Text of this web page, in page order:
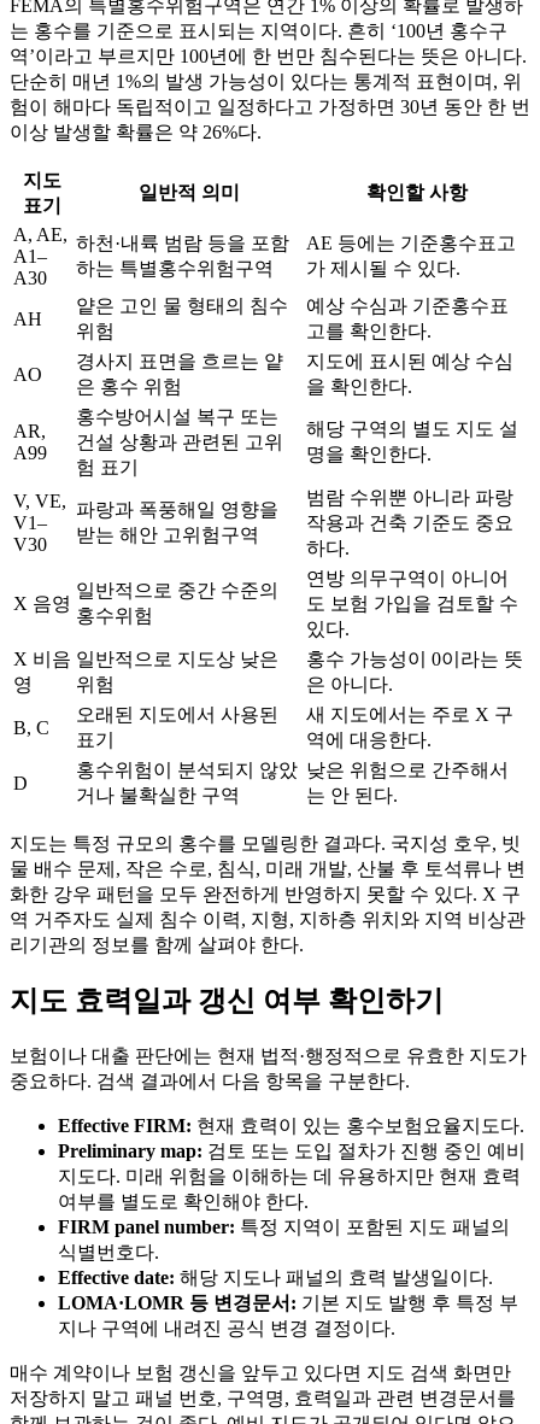
FEMA의 특별홍수위험구역은 연간 1% 이상의 확률로 발생하
는 홍수를 기준으로 표시되는 지역이다. 흔히 ‘100년 홍수구
역’이라고 부르지만 100년에 한 번만 침수된다는 뜻은 아니다.
단순히 매년 1%의 발생 가능성이 있다는 통계적 표현이며, 위
험이 해마다 독립적이고 일정하다고 가정하면 30년 동안 한 번
이상 발생할 확률은 약 26%다.
지도
표기
일반적 의미 확인할 사항
A, AE,
A1–
A30
하천·내륙 범람 등을 포함
하는 특별홍수위험구역
AE 등에는 기준홍수표고
가 제시될 수 있다.
AH
얕은 고인 물 형태의 침수
위험
예상 수심과 기준홍수표
고를 확인한다.
AO
경사지 표면을 흐르는 얕
은 홍수 위험
지도에 표시된 예상 수심
을 확인한다.
AR,
A99
홍수방어시설 복구 또는
건설 상황과 관련된 고위
험 표기
해당 구역의 별도 지도 설
명을 확인한다.
V, VE,
V1–
V30
파랑과 폭풍해일 영향을
받는 해안 고위험구역
범람 수위뿐 아니라 파랑
작용과 건축 기준도 중요
하다.
X 음영
일반적으로 중간 수준의
홍수위험
연방 의무구역이 아니어
도 보험 가입을 검토할 수
있다.
X 비음
영
일반적으로 지도상 낮은
위험
홍수 가능성이 0이라는 뜻
은 아니다.
B, C
오래된 지도에서 사용된
표기
새 지도에서는 주로 X 구
역에 대응한다.
D
홍수위험이 분석되지 않았
거나 불확실한 구역
낮은 위험으로 간주해서
는 안 된다.
지도는 특정 규모의 홍수를 모델링한 결과다. 국지성 호우, 빗
물 배수 문제, 작은 수로, 침식, 미래 개발, 산불 후 토석류나 변
화한 강우 패턴을 모두 완전하게 반영하지 못할 수 있다. X 구
역 거주자도 실제 침수 이력, 지형, 지하층 위치와 지역 비상관
리기관의 정보를 함께 살펴야 한다.
지도 효력일과 갱신 여부 확인하기
보험이나 대출 판단에는 현재 법적·행정적으로 유효한 지도가
중요하다. 검색 결과에서 다음 항목을 구분한다.
Effective FIRM: 현재 효력이 있는 홍수보험요율지도다.
Preliminary map: 검토 또는 도입 절차가 진행 중인 예비
지도다. 미래 위험을 이해하는 데 유용하지만 현재 효력
여부를 별도로 확인해야 한다.
FIRM panel number: 특정 지역이 포함된 지도 패널의
식별번호다.
Effective date: 해당 지도나 패널의 효력 발생일이다.
LOMA·LOMR 등 변경문서: 기본 지도 발행 후 특정 부
지나 구역에 내려진 공식 변경 결정이다.
매수 계약이나 보험 갱신을 앞두고 있다면 지도 검색 화면만
저장하지 말고 패널 번호, 구역명, 효력일과 관련 변경문서를